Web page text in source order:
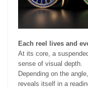
Each reel lives and
At its core, a
sense of visual depth.
Depending on the
reveals itself in a